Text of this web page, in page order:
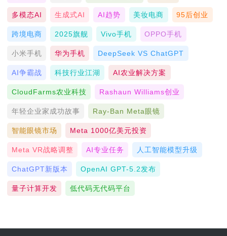
多模态AI 生成式AI AI趋势 美妆电商 95后创业
跨境电商 2025旗舰 Vivo手机 OPPO手机
小米手机 华为手机 DeepSeek VS ChatGPT
AI争霸战 科技行业江湖 AI农业解决方案
CloudFarms农业科技 Rashaun Williams创业
年轻企业家成功故事 Ray-Ban Meta眼镜
智能眼镜市场 Meta 1000亿美元投资
Meta VR战略调整 AI专业任务 人工智能模型升级
ChatGPT新版本 OpenAI GPT-5.2发布
量子计算开发 低代码无代码平台